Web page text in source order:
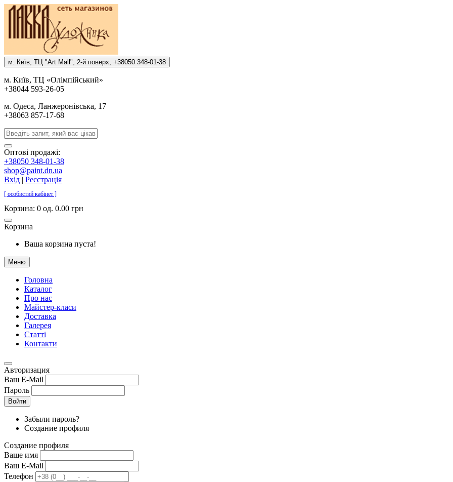
м. Киïв, ТЦ "Art Mall", 2-й поверх, +38050 348-01-38
м. Киïв, ТЦ «Олiмпiйський»
+38044 593-26-05
м. Одеса, Ланжеронiвська, 17
+38063 857-17-68
Оптові продажі:
+38050 348-01-38
shop@paint.dn.ua
Вхід | Реєстрація
[ особистий кабінет ]
Корзина: 0 од. 0.00 грн
Корзина
Ваша корзина пуста!
Меню
Головна
Каталог
Про нас
Майстер-класи
Доставка
Галерея
Статтi
Контакти
Авторизация
Ваш E-Mail
Пароль
Войти
Забыли пароль?
Создание профиля
Создание профиля
Ваше имя
Ваш E-Mail
Телефон